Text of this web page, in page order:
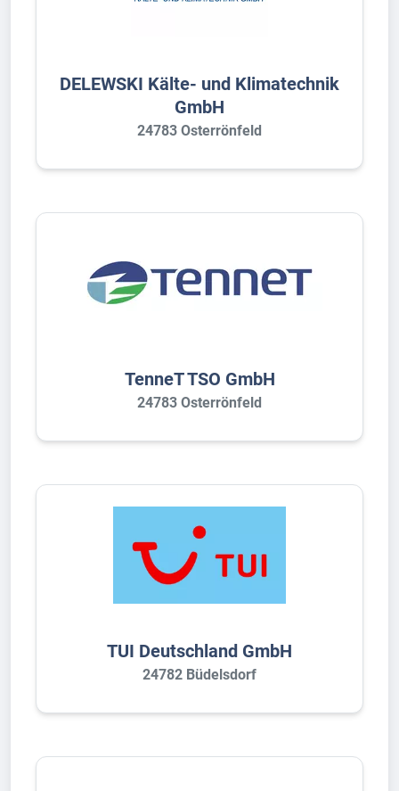
DELEWSKI Kälte- und Klimatechnik
GmbH
24783 Osterrönfeld
TenneT TSO GmbH
24783 Osterrönfeld
TUI Deutschland GmbH
24782 Büdelsdorf